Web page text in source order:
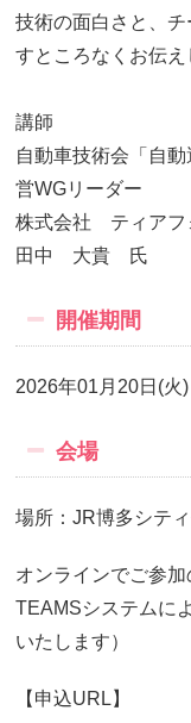
技術の面白さと、
すところなくお伝え
講師
自動車技術会「自
営WGリーダー
株式会社 ティアフ
田中 大貴 氏
開催期間
2026年01月20日(火)
会場
場所：JR博多シテ
オンラインでご参加
TEAMSシステムに
いたします）
【申込URL】